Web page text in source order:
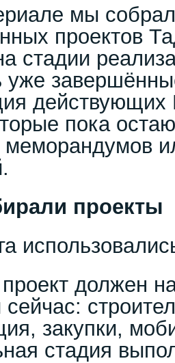
мы
проектов
стадии
уже
пока
проекты
должен
закупки,
стадия